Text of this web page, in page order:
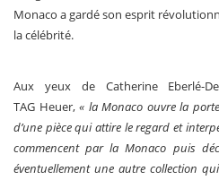
Monaco a gardé son esprit
la célébrité.
Aux yeux de Catherine Eberlé-
TAG Heuer, « la Monaco ouvre la
d’une pièce qui attire le regard et
commencent par la Monaco puis
éventuellement une autre collection